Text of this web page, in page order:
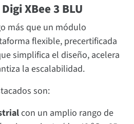
XBee 3 BLU
más que un módulo
flexible, precertificada
simplifica el diseño, acelera
la escalabilidad.
son:
con un amplio rango de